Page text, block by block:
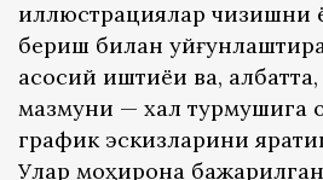
иллюстрациялар чизишни
бериш билан
асосий иштиёқи ва,
мазмуни — халқ турмушига
график эскизларини
Улар моҳирона